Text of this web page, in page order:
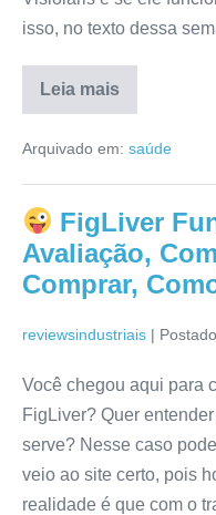
isso, no texto dessa
Leia mais
Visiolaris
Mesmo?
Onde
Mercado
Livre,
Modo
de
Uso
Arquivado em: saúde
FigLiver
Avaliação,
Comprar,
reviewsindustriais |
Você chegou aqui para
FigLiver? Quer
serve? Nesse caso
veio ao site certo, pois
realidade é que com o